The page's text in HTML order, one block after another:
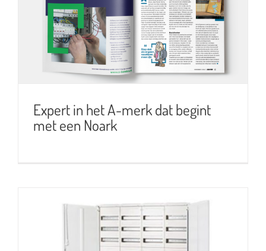
Expert in het A-merk dat begint
met een Noark
Expert in het A-merk dat begint
met een Noark